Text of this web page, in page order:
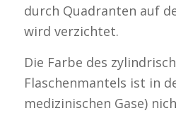
durch Quadranten auf
wird verzichtet.
Die Farbe des
Flaschenmantels ist in
medizinischen Gase)